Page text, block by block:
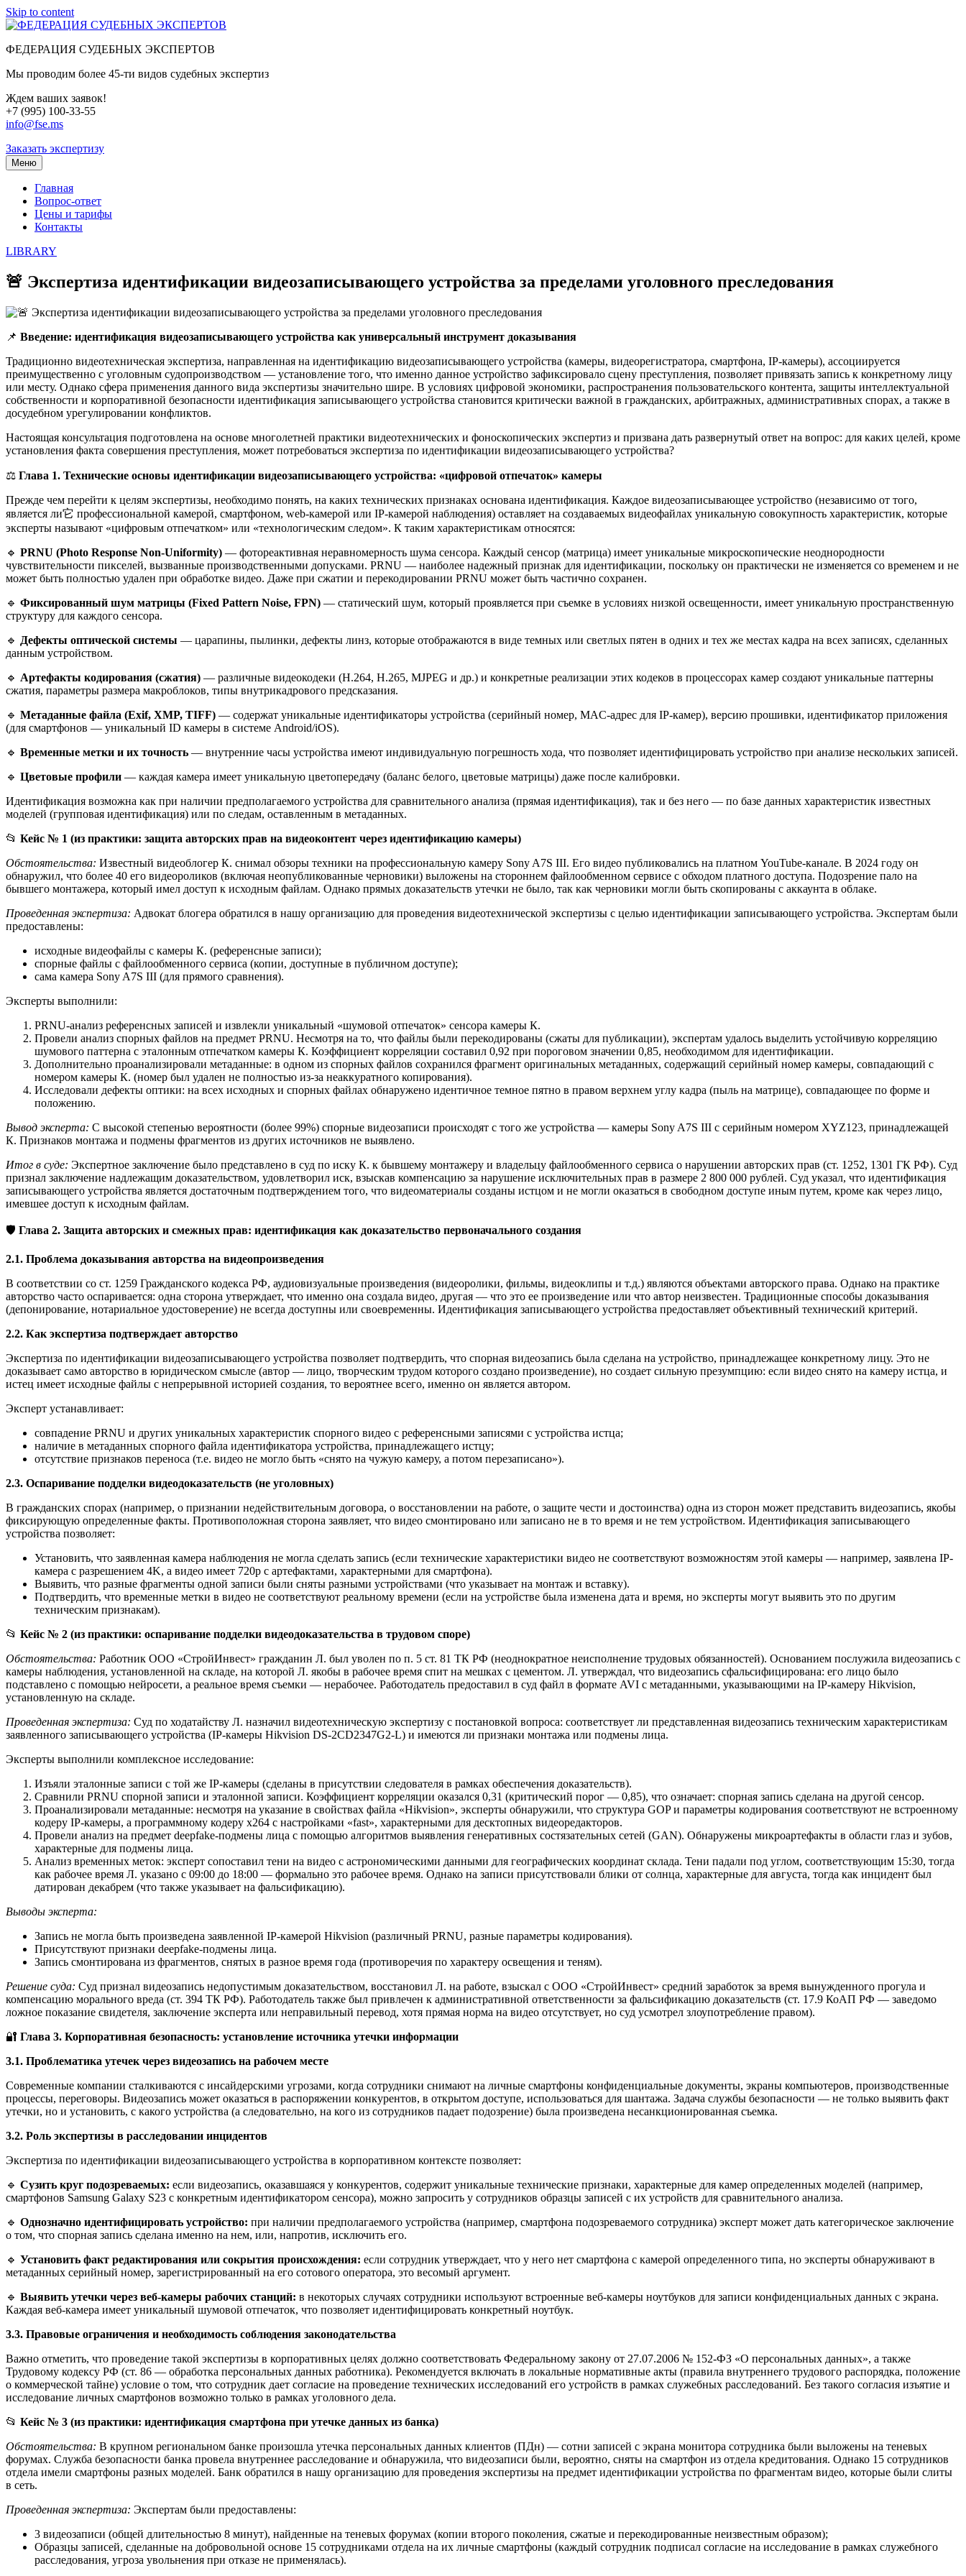
Skip to content
ФЕДЕРАЦИЯ СУДЕБНЫХ ЭКСПЕРТОВ
Мы проводим более 45-ти видов судебных экспертиз
Ждем ваших заявок!
+7 (995) 100-33-55
info@fse.ms
Заказать экспертизу
Меню
Главная
Вопрос-ответ
Цены и тарифы
Контакты
LIBRARY
🚨 Экспертиза идентификации видеозаписывающего устройства за пределами уголовного преследования
📌 Введение: идентификация видеозаписывающего устройства как универсальный инструмент доказывания
Традиционно видеотехническая экспертиза, направленная на идентификацию видеозаписывающего устройства (камеры, видеорегистратора, смартфона, IP-камеры), ассоциируется
преимущественно с уголовным судопроизводством — установление того, что именно данное устройство зафиксировало сцену преступления, позволяет привязать запись к конкретному лицу
или месту. Однако сфера применения данного вида экспертизы значительно шире. В условиях цифровой экономики, распространения пользовательского контента, защиты интеллектуальной
собственности и корпоративной безопасности идентификация записывающего устройства становится критически важной в гражданских, арбитражных, административных спорах, а также в
досудебном урегулировании конфликтов.
Настоящая консультация подготовлена на основе многолетней практики видеотехнических и фоноскопических экспертиз и призвана дать развернутый ответ на вопрос: для каких целей, кроме
установления факта совершения преступления, может потребоваться экспертиза по идентификации видеозаписывающего устройства?
⚖️ Глава 1. Технические основы идентификации видеозаписывающего устройства: «цифровой отпечаток» камеры
Прежде чем перейти к целям экспертизы, необходимо понять, на каких технических признаках основана идентификация. Каждое видеозаписывающее устройство (независимо от того,
является ли它 профессиональной камерой, смартфоном, web-камерой или IP-камерой наблюдения) оставляет на создаваемых видеофайлах уникальную совокупность характеристик, которые
эксперты называют «цифровым отпечатком» или «технологическим следом». К таким характеристикам относятся:
🔹 PRNU (Photo Response Non-Uniformity) — фотореактивная неравномерность шума сенсора. Каждый сенсор (матрица) имеет уникальные микроскопические неоднородности
чувствительности пикселей, вызванные производственными допусками. PRNU — наиболее надежный признак для идентификации, поскольку он практически не изменяется со временем и не
может быть полностью удален при обработке видео. Даже при сжатии и перекодировании PRNU может быть частично сохранен.
🔹 Фиксированный шум матрицы (Fixed Pattern Noise, FPN) — статический шум, который проявляется при съемке в условиях низкой освещенности, имеет уникальную пространственную
структуру для каждого сенсора.
🔹 Дефекты оптической системы — царапины, пылинки, дефекты линз, которые отображаются в виде темных или светлых пятен в одних и тех же местах кадра на всех записях, сделанных
данным устройством.
🔹 Артефакты кодирования (сжатия) — различные видеокодеки (H.264, H.265, MJPEG и др.) и конкретные реализации этих кодеков в процессорах камер создают уникальные паттерны
сжатия, параметры размера макроблоков, типы внутрикадрового предсказания.
🔹 Метаданные файла (Exif, XMP, TIFF) — содержат уникальные идентификаторы устройства (серийный номер, MAC-адрес для IP-камер), версию прошивки, идентификатор приложения
(для смартфонов — уникальный ID камеры в системе Android/iOS).
🔹 Временные метки и их точность — внутренние часы устройства имеют индивидуальную погрешность хода, что позволяет идентифицировать устройство при анализе нескольких записей.
🔹 Цветовые профили — каждая камера имеет уникальную цветопередачу (баланс белого, цветовые матрицы) даже после калибровки.
Идентификация возможна как при наличии предполагаемого устройства для сравнительного анализа (прямая идентификация), так и без него — по базе данных характеристик известных
моделей (групповая идентификация) или по следам, оставленным в метаданных.
📂 Кейс № 1 (из практики: защита авторских прав на видеоконтент через идентификацию камеры)
Обстоятельства: Известный видеоблогер К. снимал обзоры техники на профессиональную камеру Sony A7S III. Его видео публиковались на платном YouTube-канале. В 2024 году он
обнаружил, что более 40 его видеороликов (включая неопубликованные черновики) выложены на стороннем файлообменном сервисе с обходом платного доступа. Подозрение пало на
бывшего монтажера, который имел доступ к исходным файлам. Однако прямых доказательств утечки не было, так как черновики могли быть скопированы с аккаунта в облаке.
Проведенная экспертиза: Адвокат блогера обратился в нашу организацию для проведения видеотехнической экспертизы с целью идентификации записывающего устройства. Экспертам были
предоставлены:
исходные видеофайлы с камеры К. (референсные записи);
спорные файлы с файлообменного сервиса (копии, доступные в публичном доступе);
сама камера Sony A7S III (для прямого сравнения).
Эксперты выполнили:
PRNU-анализ референсных записей и извлекли уникальный «шумовой отпечаток» сенсора камеры К.
Провели анализ спорных файлов на предмет PRNU. Несмотря на то, что файлы были перекодированы (сжаты для публикации), экспертам удалось выделить устойчивую корреляцию
шумового паттерна с эталонным отпечатком камеры К. Коэффициент корреляции составил 0,92 при пороговом значении 0,85, необходимом для идентификации.
Дополнительно проанализировали метаданные: в одном из спорных файлов сохранился фрагмент оригинальных метаданных, содержащий серийный номер камеры, совпадающий с
номером камеры К. (номер был удален не полностью из-за неаккуратного копирования).
Исследовали дефекты оптики: на всех исходных и спорных файлах обнаружено идентичное темное пятно в правом верхнем углу кадра (пыль на матрице), совпадающее по форме и
положению.
Вывод эксперта: С высокой степенью вероятности (более 99%) спорные видеозаписи происходят с того же устройства — камеры Sony A7S III с серийным номером XYZ123, принадлежащей
К. Признаков монтажа и подмены фрагментов из других источников не выявлено.
Итог в суде: Экспертное заключение было представлено в суд по иску К. к бывшему монтажеру и владельцу файлообменного сервиса о нарушении авторских прав (ст. 1252, 1301 ГК РФ). Суд
признал заключение надлежащим доказательством, удовлетворил иск, взыскав компенсацию за нарушение исключительных прав в размере 2 800 000 рублей. Суд указал, что идентификация
записывающего устройства является достаточным подтверждением того, что видеоматериалы созданы истцом и не могли оказаться в свободном доступе иным путем, кроме как через лицо,
имевшее доступ к исходным файлам.
🛡️ Глава 2. Защита авторских и смежных прав: идентификация как доказательство первоначального создания
2.1. Проблема доказывания авторства на видеопроизведения
В соответствии со ст. 1259 Гражданского кодекса РФ, аудиовизуальные произведения (видеоролики, фильмы, видеоклипы и т.д.) являются объектами авторского права. Однако на практике
авторство часто оспаривается: одна сторона утверждает, что именно она создала видео, другая — что это ее произведение или что автор неизвестен. Традиционные способы доказывания
(депонирование, нотариальное удостоверение) не всегда доступны или своевременны. Идентификация записывающего устройства предоставляет объективный технический критерий.
2.2. Как экспертиза подтверждает авторство
Экспертиза по идентификации видеозаписывающего устройства позволяет подтвердить, что спорная видеозапись была сделана на устройство, принадлежащее конкретному лицу. Это не
доказывает само авторство в юридическом смысле (автор — лицо, творческим трудом которого создано произведение), но создает сильную презумпцию: если видео снято на камеру истца, и
истец имеет исходные файлы с непрерывной историей создания, то вероятнее всего, именно он является автором.
Эксперт устанавливает:
совпадение PRNU и других уникальных характеристик спорного видео с референсными записями с устройства истца;
наличие в метаданных спорного файла идентификатора устройства, принадлежащего истцу;
отсутствие признаков переноса (т.е. видео не могло быть «снято на чужую камеру, а потом перезаписано»).
2.3. Оспаривание подделки видеодоказательств (не уголовных)
В гражданских спорах (например, о признании недействительным договора, о восстановлении на работе, о защите чести и достоинства) одна из сторон может представить видеозапись, якобы
фиксирующую определенные факты. Противоположная сторона заявляет, что видео смонтировано или записано не в то время и не тем устройством. Идентификация записывающего
устройства позволяет:
Установить, что заявленная камера наблюдения не могла сделать запись (если технические характеристики видео не соответствуют возможностям этой камеры — например, заявлена IP-
камера с разрешением 4K, а видео имеет 720p с артефактами, характерными для смартфона).
Выявить, что разные фрагменты одной записи были сняты разными устройствами (что указывает на монтаж и вставку).
Подтвердить, что временные метки в видео не соответствуют реальному времени (если на устройстве была изменена дата и время, но эксперты могут выявить это по другим
техническим признакам).
📂 Кейс № 2 (из практики: оспаривание подделки видеодоказательства в трудовом споре)
Обстоятельства: Работник ООО «СтройИнвест» гражданин Л. был уволен по п. 5 ст. 81 ТК РФ (неоднократное неисполнение трудовых обязанностей). Основанием послужила видеозапись с
камеры наблюдения, установленной на складе, на которой Л. якобы в рабочее время спит на мешках с цементом. Л. утверждал, что видеозапись сфальсифицирована: его лицо было
подставлено с помощью нейросети, а реальное время съемки — нерабочее. Работодатель предоставил в суд файл в формате AVI с метаданными, указывающими на IP-камеру Hikvision,
установленную на складе.
Проведенная экспертиза: Суд по ходатайству Л. назначил видеотехническую экспертизу с постановкой вопроса: соответствует ли представленная видеозапись техническим характеристикам
заявленного записывающего устройства (IP-камеры Hikvision DS-2CD2347G2-L) и имеются ли признаки монтажа или подмены лица.
Эксперты выполнили комплексное исследование:
Изъяли эталонные записи с той же IP-камеры (сделаны в присутствии следователя в рамках обеспечения доказательств).
Сравнили PRNU спорной записи и эталонной записи. Коэффициент корреляции оказался 0,31 (критический порог — 0,85), что означает: спорная запись сделана на другой сенсор.
Проанализировали метаданные: несмотря на указание в свойствах файла «Hikvision», эксперты обнаружили, что структура GOP и параметры кодирования соответствуют не встроенному
кодеру IP-камеры, а программному кодеру x264 с настройками «fast», характерными для десктопных видеоредакторов.
Провели анализ на предмет deepfake-подмены лица с помощью алгоритмов выявления генеративных состязательных сетей (GAN). Обнаружены микроартефакты в области глаз и зубов,
характерные для подмены лица.
Анализ временных меток: эксперт сопоставил тени на видео с астрономическими данными для географических координат склада. Тени падали под углом, соответствующим 15:30, тогда
как рабочее время Л. указано с 09:00 до 18:00 — формально это рабочее время. Однако на записи присутствовали блики от солнца, характерные для августа, тогда как инцидент был
датирован декабрем (что также указывает на фальсификацию).
Выводы эксперта:
Запись не могла быть произведена заявленной IP-камерой Hikvision (различный PRNU, разные параметры кодирования).
Присутствуют признаки deepfake-подмены лица.
Запись смонтирована из фрагментов, снятых в разное время года (противоречия по характеру освещения и теням).
Решение суда: Суд признал видеозапись недопустимым доказательством, восстановил Л. на работе, взыскал с ООО «СтройИнвест» средний заработок за время вынужденного прогула и
компенсацию морального вреда (ст. 394 ТК РФ). Работодатель также был привлечен к административной ответственности за фальсификацию доказательств (ст. 17.9 КоАП РФ — заведомо
ложное показание свидетеля, заключение эксперта или неправильный перевод, хотя прямая норма на видео отсутствует, но суд усмотрел злоупотребление правом).
🔐 Глава 3. Корпоративная безопасность: установление источника утечки информации
3.1. Проблематика утечек через видеозапись на рабочем месте
Современные компании сталкиваются с инсайдерскими угрозами, когда сотрудники снимают на личные смартфоны конфиденциальные документы, экраны компьютеров, производственные
процессы, переговоры. Видеозапись может оказаться в распоряжении конкурентов, в открытом доступе, использоваться для шантажа. Задача службы безопасности — не только выявить факт
утечки, но и установить, с какого устройства (а следовательно, на кого из сотрудников падает подозрение) была произведена несанкционированная съемка.
3.2. Роль экспертизы в расследовании инцидентов
Экспертиза по идентификации видеозаписывающего устройства в корпоративном контексте позволяет:
🔹 Сузить круг подозреваемых: если видеозапись, оказавшаяся у конкурентов, содержит уникальные технические признаки, характерные для камер определенных моделей (например,
смартфонов Samsung Galaxy S23 с конкретным идентификатором сенсора), можно запросить у сотрудников образцы записей с их устройств для сравнительного анализа.
🔹 Однозначно идентифицировать устройство: при наличии предполагаемого устройства (например, смартфона подозреваемого сотрудника) эксперт может дать категорическое заключение
о том, что спорная запись сделана именно на нем, или, напротив, исключить его.
🔹 Установить факт редактирования или сокрытия происхождения: если сотрудник утверждает, что у него нет смартфона с камерой определенного типа, но эксперты обнаруживают в
метаданных серийный номер, зарегистрированный на его сотового оператора, это весомый аргумент.
🔹 Выявить утечки через веб-камеры рабочих станций: в некоторых случаях сотрудники используют встроенные веб-камеры ноутбуков для записи конфиденциальных данных с экрана.
Каждая веб-камера имеет уникальный шумовой отпечаток, что позволяет идентифицировать конкретный ноутбук.
3.3. Правовые ограничения и необходимость соблюдения законодательства
Важно отметить, что проведение такой экспертизы в корпоративных целях должно соответствовать Федеральному закону от 27.07.2006 № 152-ФЗ «О персональных данных», а также
Трудовому кодексу РФ (ст. 86 — обработка персональных данных работника). Рекомендуется включать в локальные нормативные акты (правила внутреннего трудового распорядка, положение
о коммерческой тайне) условие о том, что сотрудник дает согласие на проведение технических исследований его устройств в рамках служебных расследований. Без такого согласия изъятие и
исследование личных смартфонов возможно только в рамках уголовного дела.
📂 Кейс № 3 (из практики: идентификация смартфона при утечке данных из банка)
Обстоятельства: В крупном региональном банке произошла утечка персональных данных клиентов (ПДн) — сотни записей с экрана монитора сотрудника были выложены на теневых
форумах. Служба безопасности банка провела внутреннее расследование и обнаружила, что видеозаписи были, вероятно, сняты на смартфон из отдела кредитования. Однако 15 сотрудников
отдела имели смартфоны разных моделей. Банк обратился в нашу организацию для проведения экспертизы на предмет идентификации устройства по фрагментам видео, которые были слиты
в сеть.
Проведенная экспертиза: Экспертам были предоставлены:
3 видеозаписи (общей длительностью 8 минут), найденные на теневых форумах (копии второго поколения, сжатые и перекодированные неизвестным образом);
Образцы записей, сделанные на добровольной основе 15 сотрудниками отдела на их личные смартфоны (каждый сотрудник подписал согласие на исследование в рамках служебного
расследования, угроза увольнения при отказе не применялась).